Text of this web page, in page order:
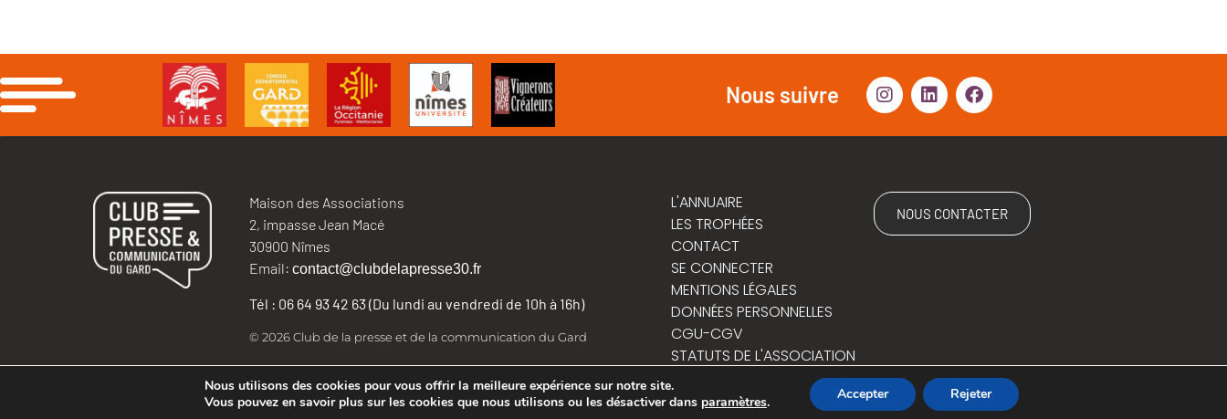
Nous suivre
Maison des Associations
2, impasse Jean Macé
30900 Nîmes
Email: contact@clubdelapresse30.fr
Tél : 06 64 93 42 63 (Du lundi au vendredi de 10h à 16h)
© 2026 Club de la presse et de la communication du Gard
L'ANNUAIRE
LES TROPHÉES
CONTACT
SE CONNECTER
MENTIONS LÉGALES
DONNÉES PERSONNELLES
CGU-CGV
STATUTS DE L'ASSOCIATION
NOUS CONTACTER
Nous utilisons des cookies pour vous offrir la meilleure expérience sur notre site.
Vous pouvez en savoir plus sur les cookies que nous utilisons ou les désactiver dans paramètres. Accepter Rejeter